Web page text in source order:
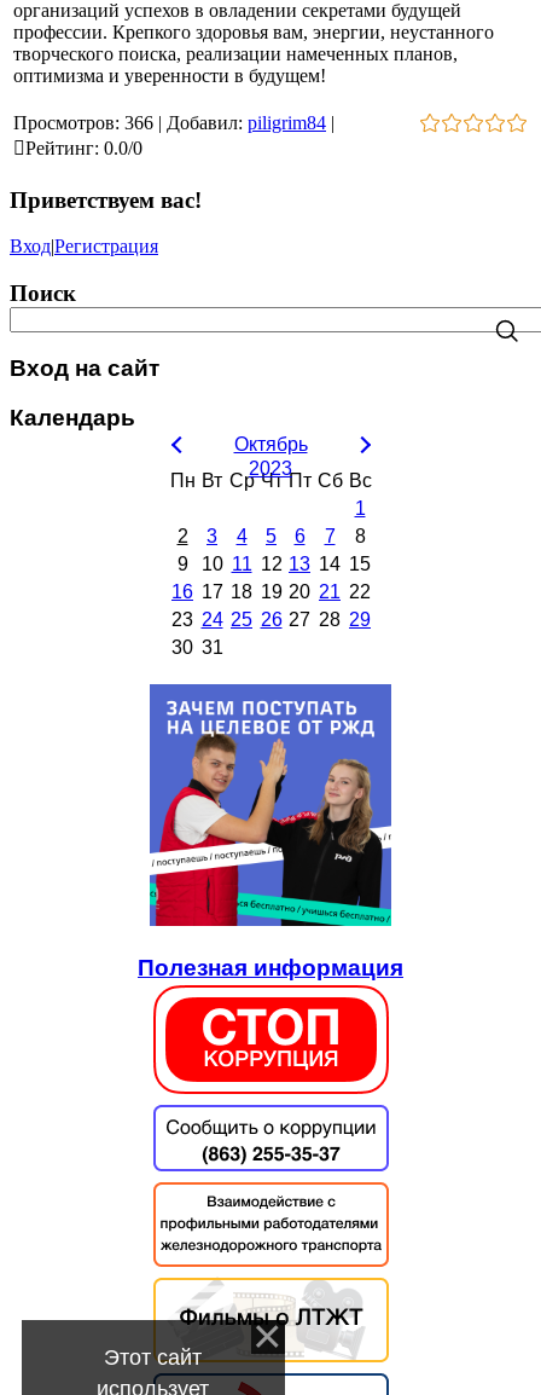
организаций успехов в овладении секретами будущей
профессии. Крепкого здоровья вам, энергии, неустанного
творческого поиска, реализации намеченных планов,
оптимизма и уверенности в будущем!
Просмотров: 366 | Добавил: piligrim84 |
Рейтинг: 0.0/0
Приветствуем вас!
Вход|Регистрация
Поиск
Вход на сайт
Календарь
Октябрь
2023
Пн Вт Ср Чт Пт Сб Вс
1
2
3 4 5 6 7
8
9
10 11 12 13 14 15
16 17 18 19 20 21 22
23 24 25 26 27 28 29
30 31
Полезная информация
Этот сайт
использует